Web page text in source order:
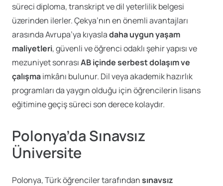
süreci diploma, transkript ve dil yeterlilik belgesi
üzerinden ilerler. Çekya’nın en önemli avantajları
arasında Avrupa’ya kıyasladaha uygun yaşam
maliyetleri, güvenli ve öğrenci odaklı şehir yapısı ve
mezuniyet sonrasıAB içinde serbest dolaşım ve
çalışmaimkânı bulunur. Dil veya akademik hazırlık
programları da yaygın olduğu için öğrencilerin lisans
eğitimine geçiş süreci son derece kolaydır.
Polonya’da Sınavsız
Üniversite
Polonya, Türk öğrenciler tarafındansınavsız